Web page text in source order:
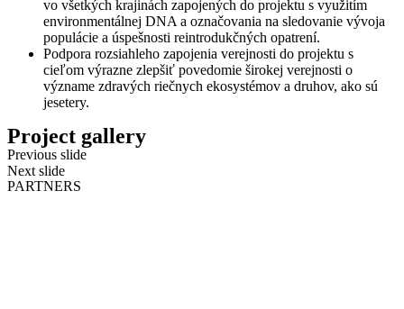
vo všetkých krajinách zapojených do projektu s využitím
environmentálnej DNA a označovania na sledovanie vývoja
populácie a úspešnosti reintrodukčných opatrení.
Podpora rozsiahleho zapojenia verejnosti do projektu s
cieľom výrazne zlepšiť povedomie širokej verejnosti o
význame zdravých riečnych ekosystémov a druhov, ako sú
jesetery.
Project gallery
Previous slide
Next slide
PARTNERS